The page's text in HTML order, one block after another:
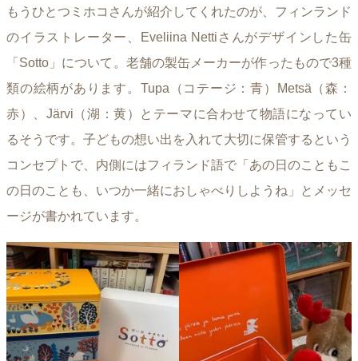
もうひとつミホコさんが紹介してくれたのが、フィンランド
のイラストレーター、Eveliina Nettiさんがデザインした缶
「Sotto」について。老舗の製缶メーカーが作ったもので3種
類の絵柄があります。Tupa（コテージ：青）Metsä（森：
赤）、Järvi（湖：黄）とテーマに合わせて物語になってい
るそうです。子どもの想い出を入れて大切に保管するという
コンセプトで、内側にはフィランド語で「あの日のこともこ
の日のことも、いつか一緒におしゃべりしようね」とメッセ
ージが書かれています。